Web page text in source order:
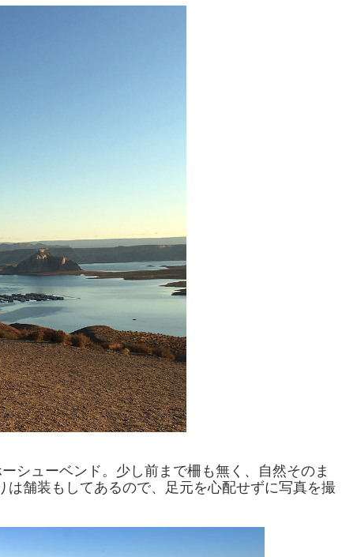
シューベンド。少し前まで柵も無く、自然そのま
舗装もしてあるので、足元を心配せずに写真を撮